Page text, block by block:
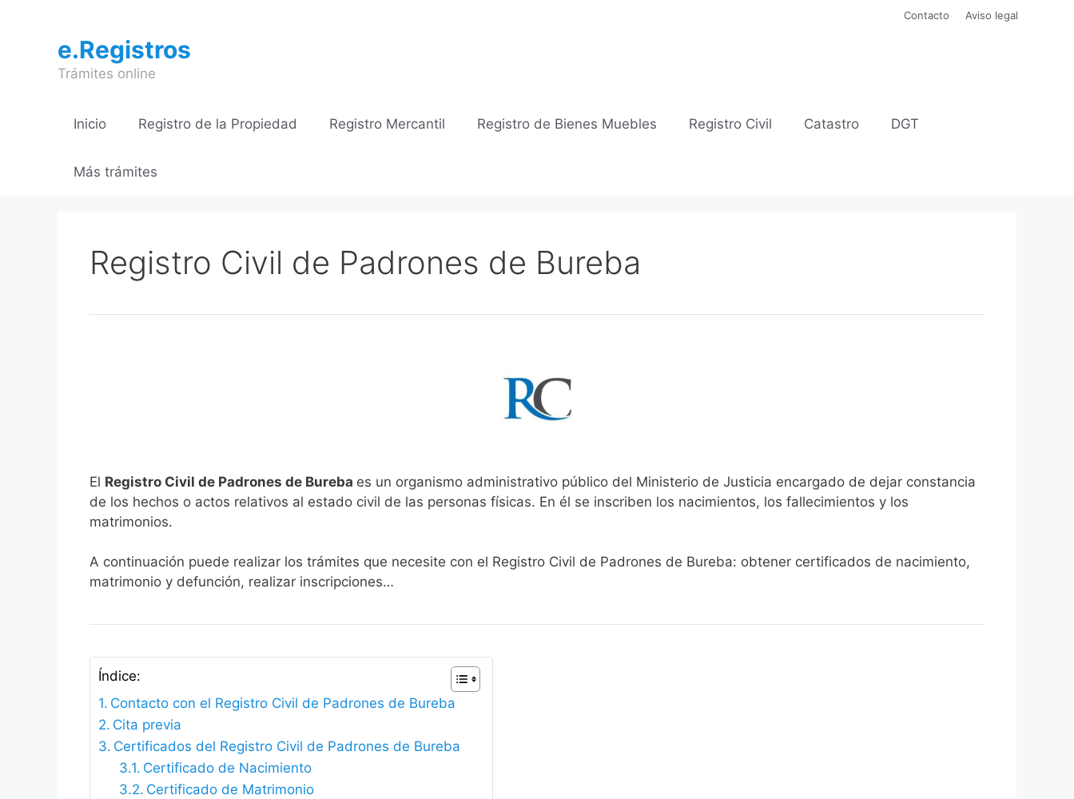
contenido
Contacto Aviso legal
e.Registros
Trámites online
Inicio Registro de la Propiedad Registro Mercantil Registro de Bienes Muebles Registro Civil Catastro DGT
Más trámites
Registro Civil de Padrones de Bureba
El Registro Civil de Padrones de Bureba es un organismo administrativo público del Ministerio de Justicia encargado de dejar constancia
de los hechos o actos relativos al estado civil de las personas físicas. En él se inscriben los nacimientos, los fallecimientos y los
matrimonios.
A continuación puede realizar los trámites que necesite con el Registro Civil de Padrones de Bureba: obtener certificados de nacimiento,
matrimonio y defunción, realizar inscripciones…
Índice:
Contacto con el Registro Civil de Padrones de Bureba
Cita previa
Certificados del Registro Civil de Padrones de Bureba
Certificado de Nacimiento
Certificado de Matrimonio